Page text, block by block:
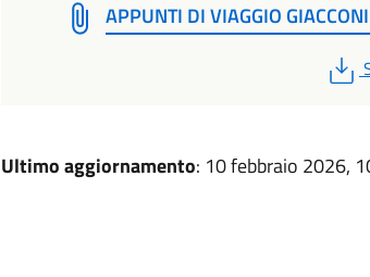
APPUNTI DI VIAGGIO
Ultimo aggiornamento: 10 febbraio 2026,